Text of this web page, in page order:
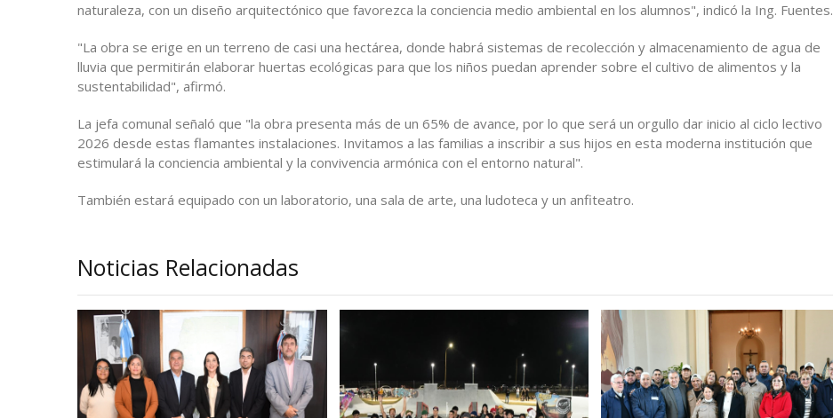
naturaleza, con un diseño arquitectónico que favorezca la conciencia medio ambiental en los alumnos", indicó la Ing. Fuentes.
"La obra se erige en un terreno de casi una hectárea, donde habrá sistemas de recolección y almacenamiento de agua de
lluvia que permitirán elaborar huertas ecológicas para que los niños puedan aprender sobre el cultivo de alimentos y la
sustentabilidad", afirmó.
La jefa comunal señaló que "la obra presenta más de un 65% de avance, por lo que será un orgullo dar inicio al ciclo lectivo
2026 desde estas flamantes instalaciones. Invitamos a las familias a inscribir a sus hijos en esta moderna institución que
estimulará la conciencia ambiental y la convivencia armónica con el entorno natural".
También estará equipado con un laboratorio, una sala de arte, una ludoteca y un anfiteatro.
Noticias Relacionadas